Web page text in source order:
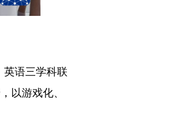
语三学科联
以游戏化、